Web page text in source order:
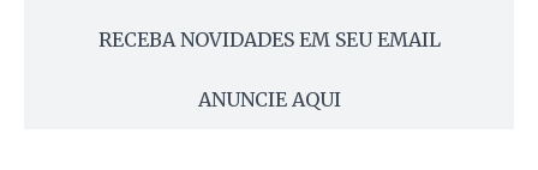
RECEBA NOVIDADES EM SEU EMAIL
ANUNCIE AQUI